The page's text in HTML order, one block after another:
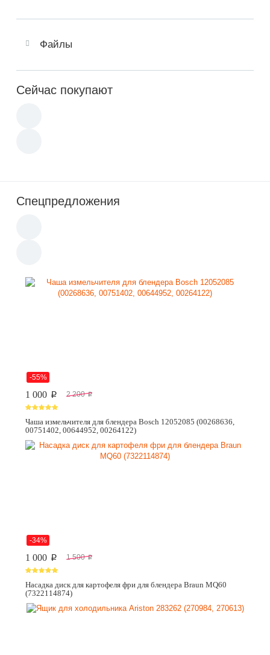
Файлы
Сейчас покупают
Спецпредложения
-55%
1 000 p 2 200 p
Чаша измельчителя для блендера Bosch 12052085 (00268636,
00751402, 00644952, 00264122)
-34%
1 000 p 1 500 p
Насадка диск для картофеля фри для блендера Braun MQ60
(7322114874)